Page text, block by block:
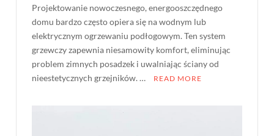
Projektowanie nowoczesnego, energooszczędnego
domu bardzo często opiera się na wodnym lub
elektrycznym ogrzewaniu podłogowym. Ten system
grzewczy zapewnia niesamowity komfort, eliminując
problem zimnych posadzek i uwalniając ściany od
nieestetycznych grzejników. …
READ MORE